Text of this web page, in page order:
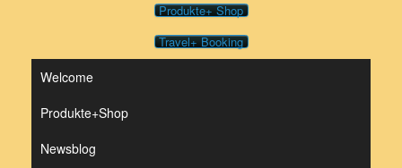
Produkte+ Shop
Travel+ Booking
Welcome
Produkte+Shop
Newsblog